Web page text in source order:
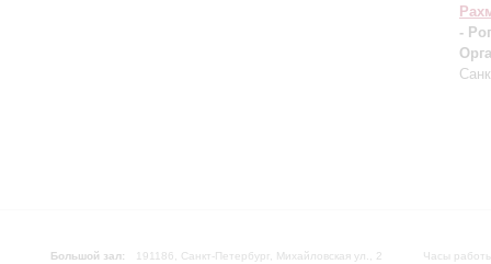
-
Большой зал:
191186, Санкт-Петербург, Михайловская ул., 2
Часы